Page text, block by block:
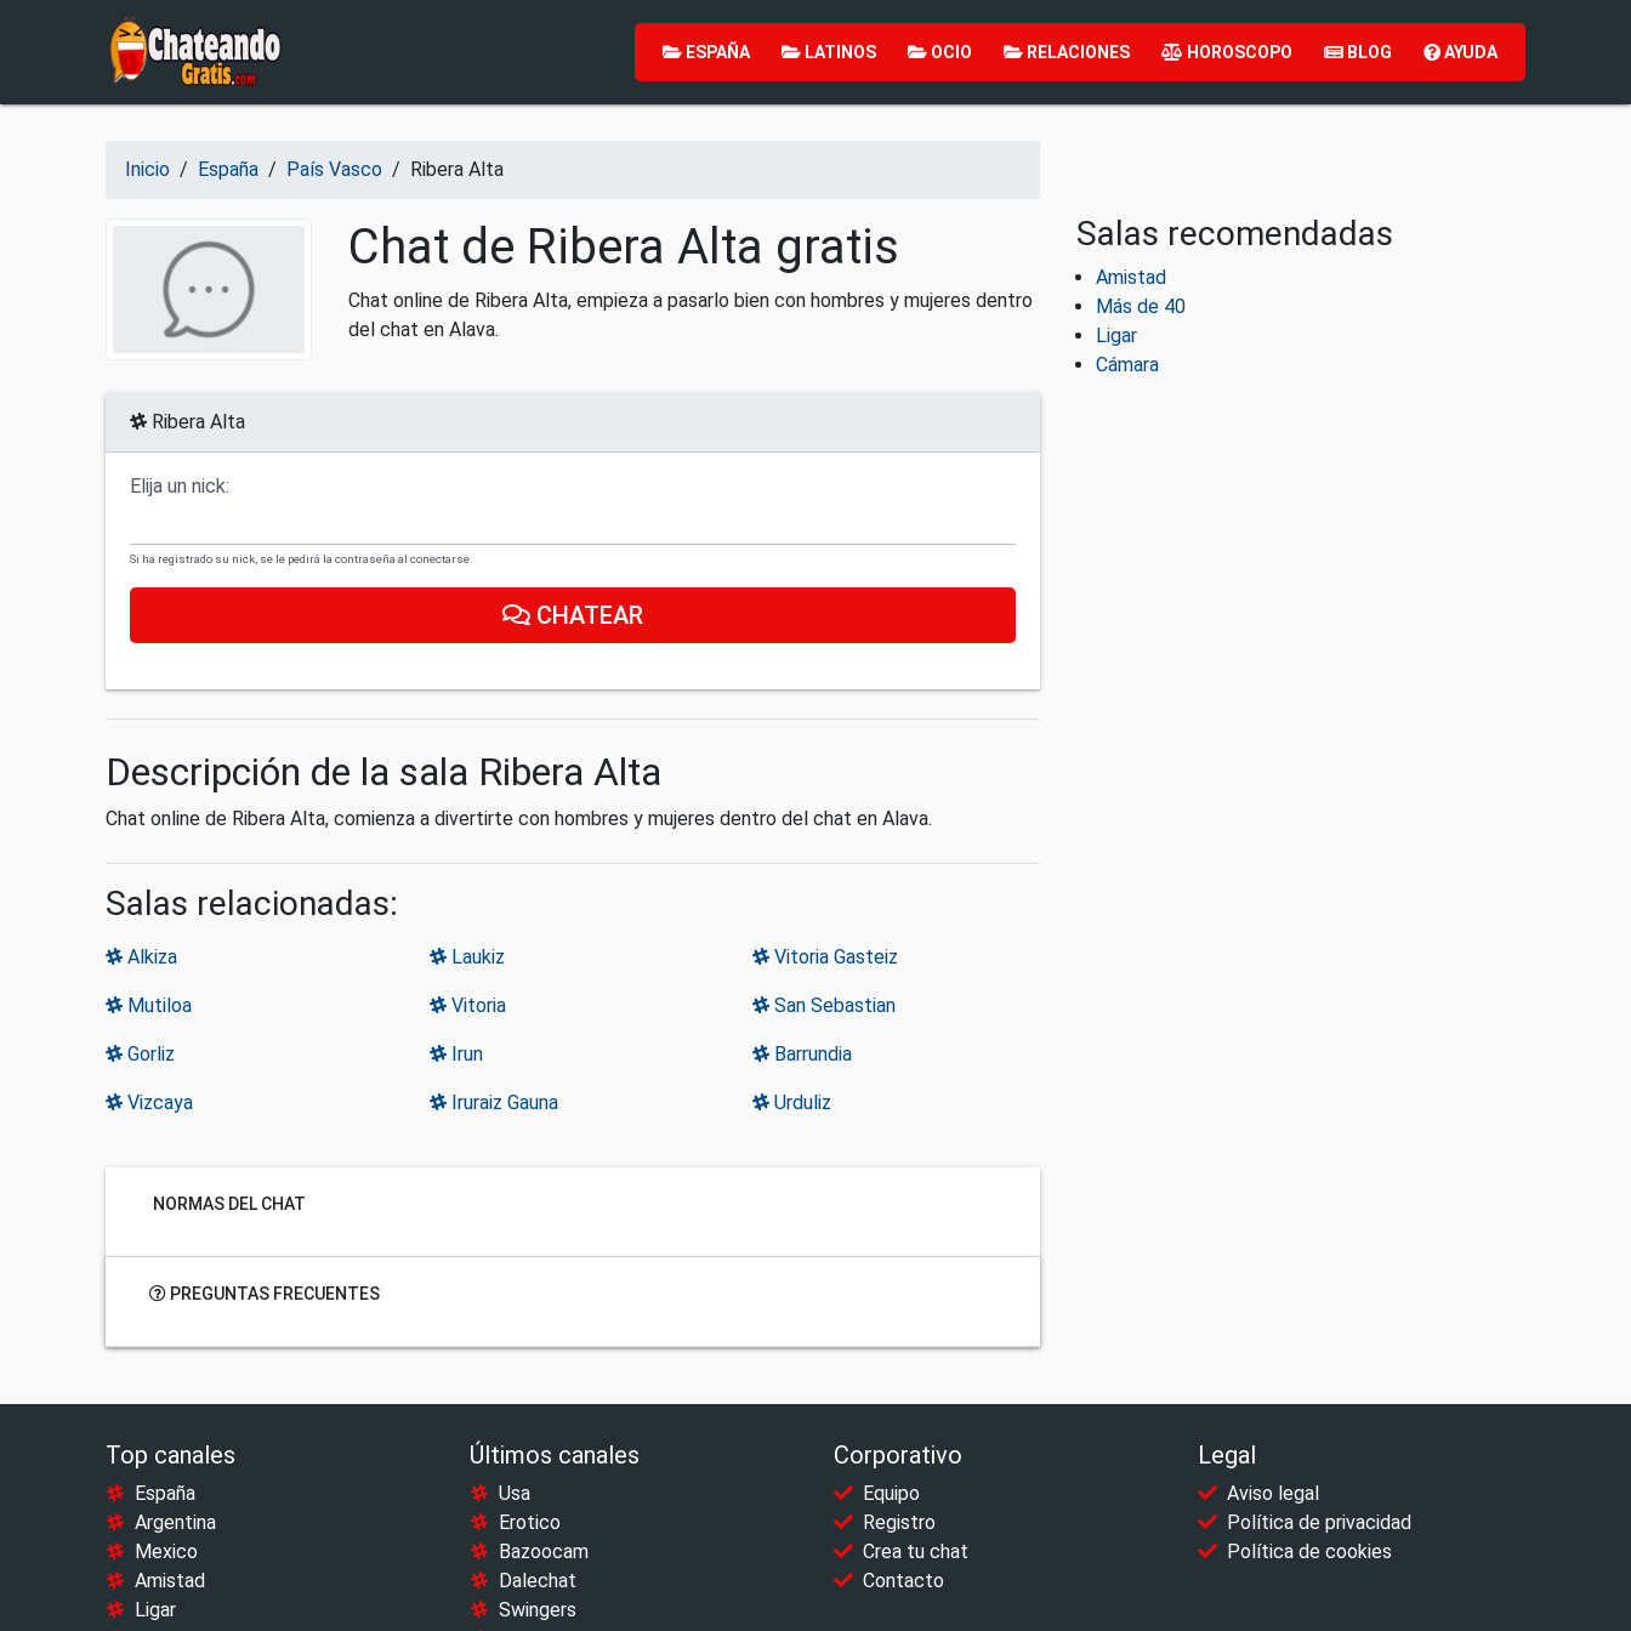
Salir del contenido
ESPAÑA LATINOS OCIO RELACIONES HOROSCOPO BLOG AYUDA
Inicio / España / País Vasco / Ribera Alta
Chat de Ribera Alta gratis
Chat online de Ribera Alta, empieza a pasarlo bien con hombres y mujeres dentro
del chat en Alava.
Ribera Alta
Elija un nick:
Si ha registrado su nick, se le pedirá la contraseña al conectarse.
CHATEAR
Descripción de la sala Ribera Alta
Chat online de Ribera Alta, comienza a divertirte con hombres y mujeres dentro del chat en Alava.
Salas relacionadas:
Alkiza Laukiz Vitoria Gasteiz
Mutiloa Vitoria San Sebastian
Gorliz Irun Barrundia
Vizcaya Iruraiz Gauna Urduliz
NORMAS DEL CHAT
PREGUNTAS FRECUENTES
Salas recomendadas
Amistad
Más de 40
Ligar
Cámara
Top canales
España
Argentina
Mexico
Amistad
Ligar
Últimos canales
Usa
Erotico
Bazoocam
Dalechat
Swingers
Corporativo
Equipo
Registro
Crea tu chat
Contacto
Legal
Aviso legal
Política de privacidad
Política de cookies